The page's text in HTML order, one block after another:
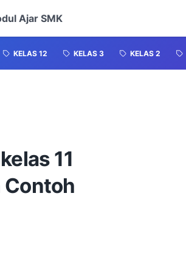
Ajar SMK
KELAS 12 KELAS 3 KELAS 2
11
Contoh